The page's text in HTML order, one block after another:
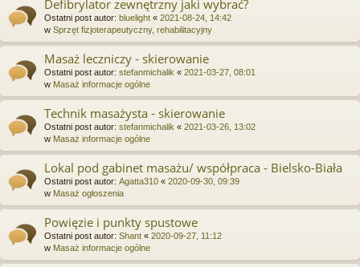
Defibrylator zewnętrzny jaki wybrać?
Ostatni post autor: bluelight « 2021-08-24, 14:42
w Sprzęt fizjoterapeutyczny, rehabilitacyjny
Masaż leczniczy - skierowanie
Ostatni post autor: stefanmichalik « 2021-03-27, 08:01
w Masaż informacje ogólne
Technik masażysta - skierowanie
Ostatni post autor: stefanmichalik « 2021-03-26, 13:02
w Masaż informacje ogólne
Lokal pod gabinet masażu/ współpraca - Bielsko-Biała
Ostatni post autor: Agatta310 « 2020-09-30, 09:39
w Masaż ogłoszenia
Powięzie i punkty spustowe
Ostatni post autor: Shant « 2020-09-27, 11:12
w Masaż informacje ogólne